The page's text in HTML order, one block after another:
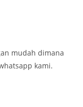
mudah dimana
kami.